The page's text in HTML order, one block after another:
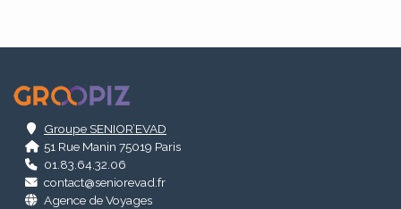
Groupe SENIOR’EVAD
51 Rue Manin 75019 Paris
01.83.64.32.06
contact@seniorevad.fr
Agence de Voyages